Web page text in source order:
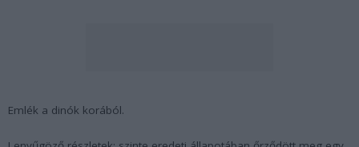
Emlék a dinók korából.